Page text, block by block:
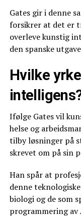
Gates gir i denne
forsikrer at det er
overleve kunstig
den spanske
Hvilke
Ifølge Gates vil
helse og
tilby løsninger på
skrevet om på sin
Han spår at
denne
biologi og de som
programmering